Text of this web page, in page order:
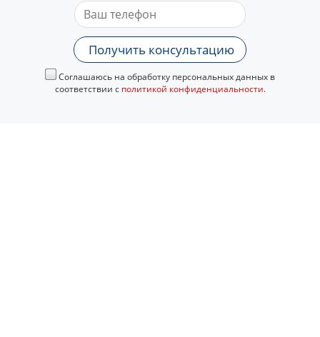
Получить консультацию
Соглашаюсь на обработку персональных данных в
соответствии с политикой конфиденциальности.